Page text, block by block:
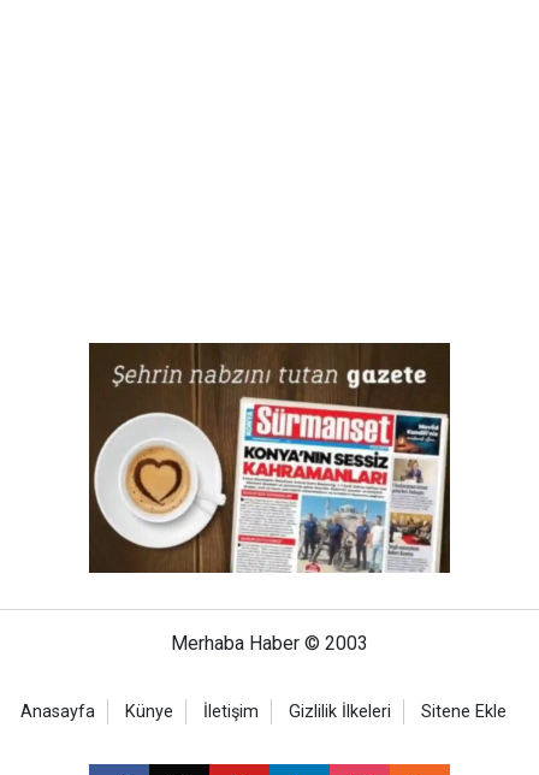
Merhaba Haber © 2003
Anasayfa Künye İletişim Gizlilik İlkeleri Sitene Ekle